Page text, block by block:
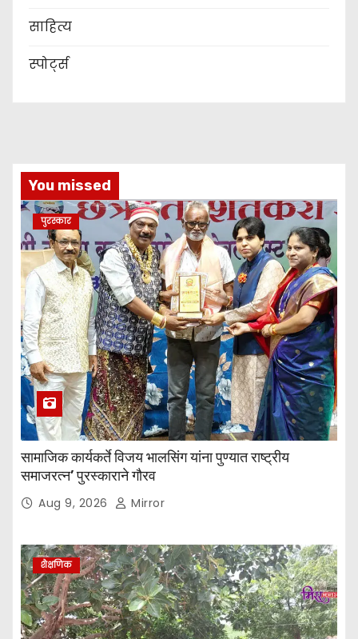
साहित्य
स्पोर्ट्स
You missed
पुरस्कार
सामाजिक कार्यकर्ते विजय भालसिंग यांना पुण्यात राष्ट्रीय
समाजरत्न’ पुरस्काराने गौरव
Aug 9, 2026 Mirror
शैक्षणिक